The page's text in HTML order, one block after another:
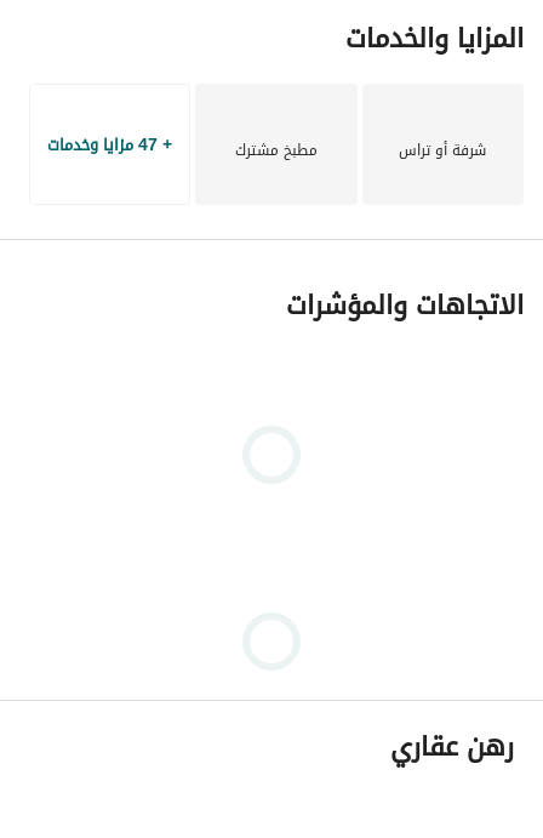
المزايا والخدمات
شرفة أو تراس مطبخ مشترك + 47 مزايا وخدمات
الاتجاهات والمؤشرات
رهن عقاري